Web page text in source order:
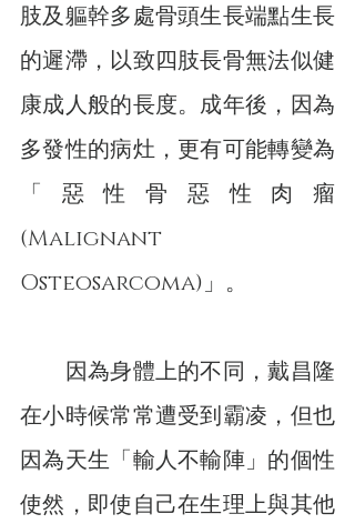
肢及軀幹多處骨頭生長端點生長
的遲滯，以致四肢長骨無法似健
康成人般的長度。成年後，因為
多發性的病灶，更有可能轉變為
「惡性骨惡性肉瘤
(Malignant
Osteosarcoma)」。
因為身體上的不同，戴昌隆
在小時候常常遭受到霸凌，但也
因為天生「輸人不輸陣」的個性
使然，即使自己在生理上與其他